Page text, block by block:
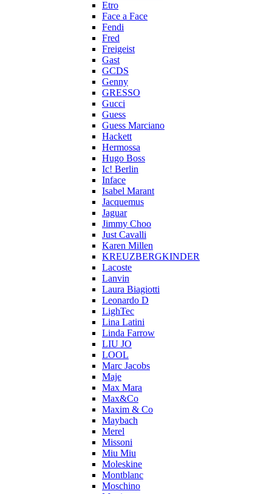
Etro
Face a Face
Fendi
Fred
Freigeist
Gast
GCDS
Genny
GRESSO
Gucci
Guess
Guess Marciano
Hackett
Hermossa
Hugo Boss
Ic! Berlin
Inface
Isabel Marant
Jacquemus
Jaguar
Jimmy Choo
Just Cavalli
Karen Millen
KREUZBERGKINDER
Lacoste
Lanvin
Laura Biagiotti
Leonardo D
LighTec
Lina Latini
Linda Farrow
LIU JO
LOOL
Marc Jacobs
Maje
Max Mara
Max&Co
Maxim & Co
Maybach
Merel
Missoni
Miu Miu
Moleskine
Montblanc
Moschino